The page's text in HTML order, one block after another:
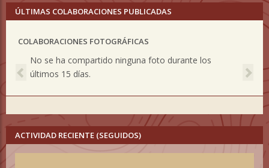
ÚLTIMAS COLABORACIONES PUBLICADAS
COLABORACIONES FOTOGRÁFICAS
No se ha compartido ninguna foto durante los
últimos 15 días.
Previous
ACTIVIDAD RECIENTE (SEGUIDOS)